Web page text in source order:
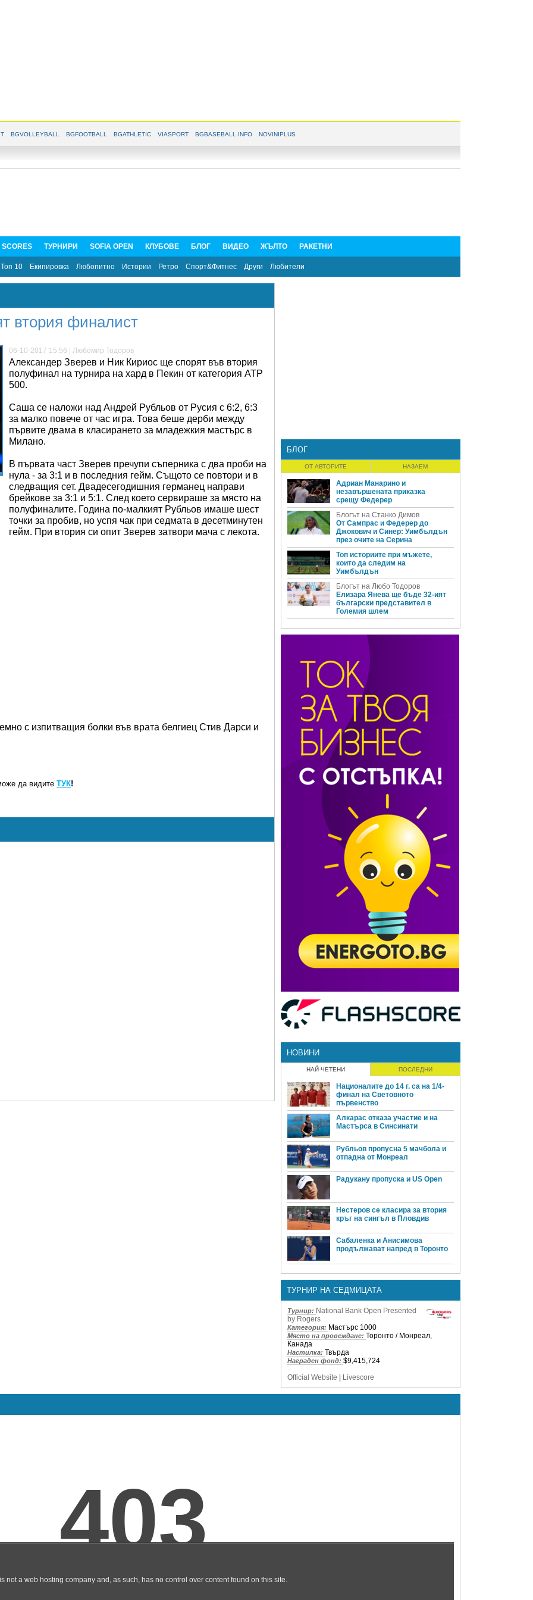
BGVOLLEYBALL BGFOOTBALL BGATHLETIC VIASPORT BGBASEBALL.INFO NOVINIPLUS
SCORES ТУРНИРИ SOFIA OPEN КЛУБОВЕ БЛОГ ВИДЕО ЖЪЛТО РАКЕТНИ
Топ 10 Екипировка Любопитно Истории Ретро Спорт&Фитнес Други Любители
втория финалист
06-10-2017 15:56 | Любомир Тодоров
Александер Зверев и Ник Кириос ще спорят във втория
полуфинал на турнира на хард в Пекин от категория АТР
500.
Саша се наложи над Андрей Рубльов от Русия с 6:2, 6:3
за малко повече от час игра. Това беше дерби между
първите двама в класирането за младежкия мастърс в
Милано.
В първата част Зверев пречупи съперника с два проби на
нула - за 3:1 и в последния гейм. Същото се повтори и в
следващия сет. Двадесегодишния германец направи
брейкове за 3:1 и 5:1. След което сервираше за място на
полуфиналите. Година по-малкият Рубльов имаше шест
точки за пробив, но успя чак при седмата в десетминутен
гейм. При втория си опит Зверев затвори мача с лекота.
с изпитващия болки във врата белгиец Стив Дарси и
да видите ТУК!
БЛОГ
ОТ АВТОРИТЕ НАЗАЕМ
Адриан Манарино и
незавършената приказка
срещу Федерер
Блогът на Станко Димов
От Сампрас и Федерер до
Джокович и Синер: Уимбълдън
през очите на Серина
Топ историите при мъжете,
които да следим на
Уимбълдън
Блогът на Любо Тодоров
Елизара Янева ще бъде 32-ият
български представител в
Големия шлем
НОВИНИ
НАЙ-ЧЕТЕНИ ПОСЛЕДНИ
Националите до 14 г. са на 1/4-
финал на Световното
първенство
Алкарас отказа участие и на
Мастърса в Синсинати
Рубльов пропусна 5 мачбола и
отпадна от Монреал
Радукану пропуска и US Open
Нестеров се класира за втория
кръг на сингъл в Пловдив
Сабаленка и Анисимова
продължават напред в Торонто
ТУРНИР НА СЕДМИЦАТА
Турнир: National Bank Open Presented
by Rogers
Категория: Мастърс 1000
Място на провеждане: Торонто / Монреал,
Канада
Настилка: Твърда
Награден фонд: $9,415,724
Official Website | Livescore